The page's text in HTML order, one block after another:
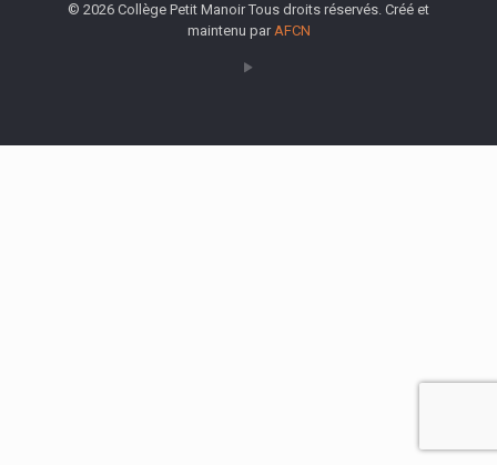
© 2026 Collège Petit Manoir Tous droits réservés. Créé et
maintenu parAFCN